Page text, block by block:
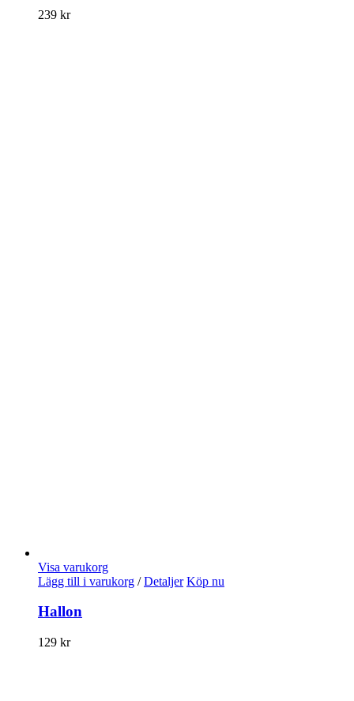
239 kr
Visa varukorg
Lägg till i varukorg / Detaljer Köp nu
Hallon
129 kr